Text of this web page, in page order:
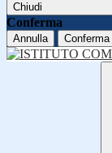
Chiudi
Conferma
Annulla Conferma